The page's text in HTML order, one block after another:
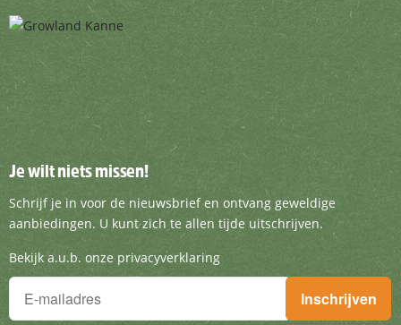
Je wilt niets missen!
Schrijf je in voor de nieuwsbrief en ontvang
Je wilt niets missen!
Schrijf je in voor de nieuwsbrief en ontvang geweldige
aanbiedingen. U kunt zich te allen tijde uitschrijven.
Bekijk a.u.b. onze privacyverklaring
Je wilt niets missen!
Schrijf je in voor de nieuwsbrief en ontvang geweldige
Inschrijven